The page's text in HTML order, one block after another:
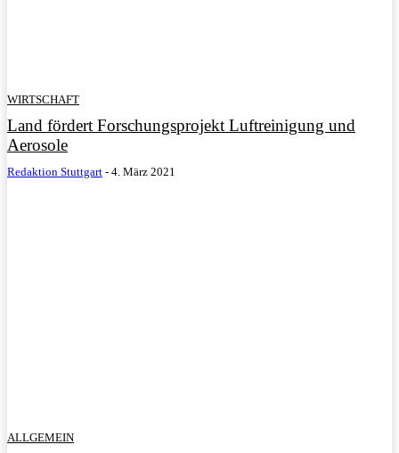
WIRTSCHAFT
Land fördert Forschungsprojekt Luftreinigung und
Aerosole
Redaktion Stuttgart - 4. März 2021
ALLGEMEIN